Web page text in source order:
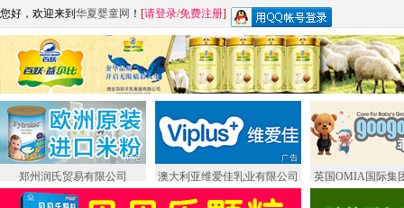
您好，欢迎来到 华夏婴童网 ！ [请登录/免费注册]
郑州润氏贸易有限公司 澳大利亚维爱佳乳业有限公司 英国OMIA国际集